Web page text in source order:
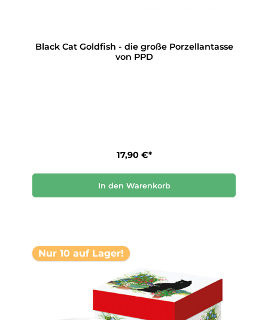
Black Cat Goldfish - die große Porzellantasse
von PPD
17,90 €*
In den Warenkorb
Nur 10 auf Lager!